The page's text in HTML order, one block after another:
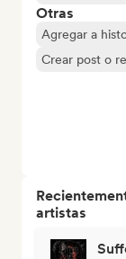
Otras
Agregar a
Crear post o
artistas